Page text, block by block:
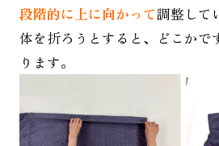
段階的に上に向かって調整して
体を折ろうとすると、どこかで
ります。